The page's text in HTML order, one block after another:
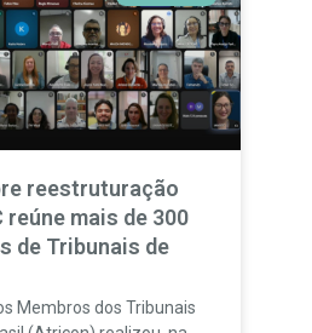
reestruturação
reúne mais de 300
de Tribunais de
Membros dos Tribunais